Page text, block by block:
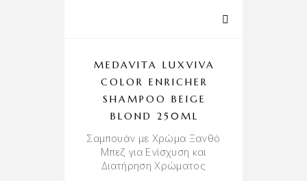
MEDAVITA LUXVIVA
COLOR ENRICHER
SHAMPOO BEIGE
BLOND 250ML
Σαμπουάν με Χρώμα Ξανθό
Μπεζ για Ενίσχυση και
Διατήρηση Χρώματος